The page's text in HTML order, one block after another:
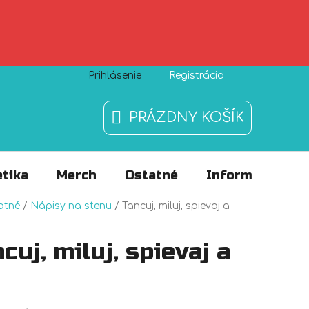
Zásady používania súborov cookies O nás
Prihlásenie Registrácia
NÁKUPNÝ
KOŠÍK
PRÁZDNY KOŠÍK
Merch Ostatné Informácie
/ Nápisy na stenu / Tancuj, miluj, spievaj a
miluj, spievaj a